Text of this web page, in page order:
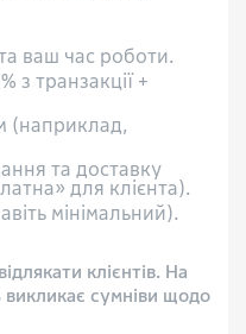
та ваш час роботи.
з транзакції +
(наприклад,
та доставку
для клієнта).
мінімальний).
клієнтів. На
викликає сумніви щодо